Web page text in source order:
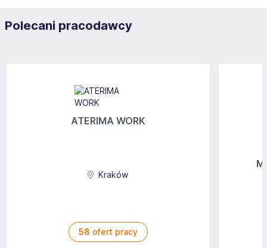
Polecani pracodawcy
ATERIMA WORK
Kraków
58 ofert pracy